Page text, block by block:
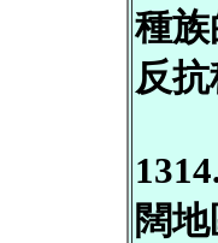
種
反抗
闊